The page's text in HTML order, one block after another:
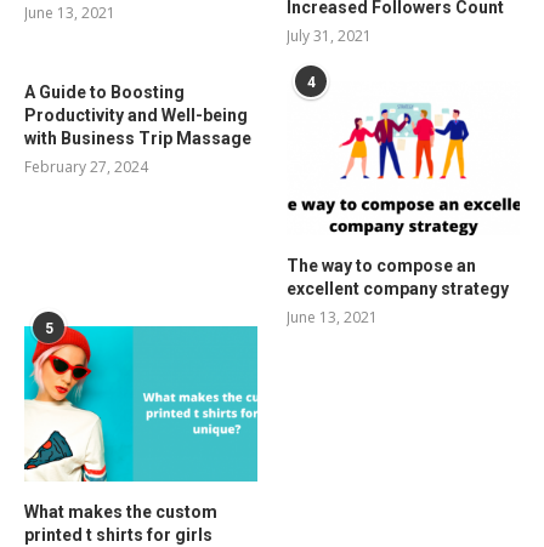
June 13, 2021
Increased Followers Count
July 31, 2021
A Guide to Boosting
Productivity and Well-being
with Business Trip Massage
February 27, 2024
4
The way to compose an
excellent company strategy
June 13, 2021
5
What makes the custom
printed t shirts for girls